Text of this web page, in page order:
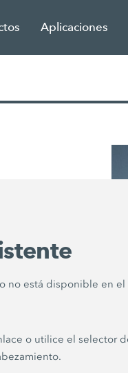
Aplicaciones
no está disponible en el
o utilice el selector